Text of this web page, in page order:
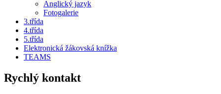
Anglický jazyk
Fotogalerie
3.třída
4.třída
5.třída
Elektronická žákovská knížka
TEAMS
Rychlý kontakt